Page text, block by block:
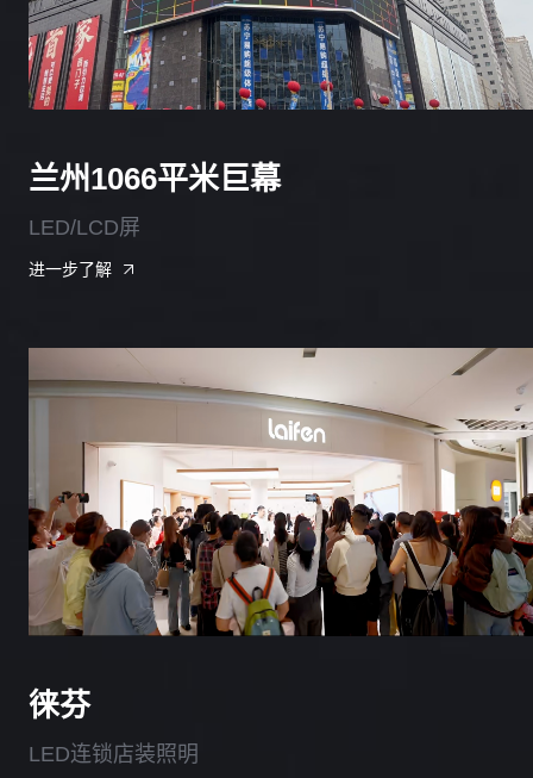
兰州1066平米巨幕
LED/LCD屏
进一步了解
徕芬
LED连锁店装照明